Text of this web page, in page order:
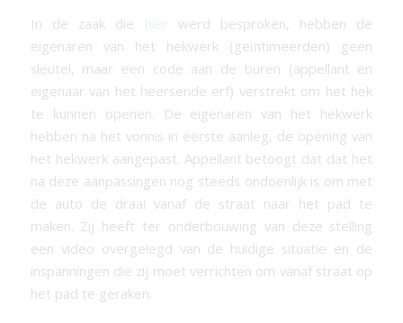
In de zaak die hier werd besproken, hebben de
eigenaren van het hekwerk (geïntimeerden) geen
sleutel, maar een code aan de buren (appellant en
eigenaar van het heersende erf) verstrekt om het hek
te kunnen openen. De eigenaren van het hekwerk
hebben na het vonnis in eerste aanleg, de opening van
het hekwerk aangepast. Appellant betoogt dat dat het
na deze aanpassingen nog steeds ondoenlijk is om met
de auto de draai vanaf de straat naar het pad te
maken. Zij heeft ter onderbouwing van deze stelling
een video overgelegd van de huidige situatie en de
inspanningen die zij moet verrichten om vanaf straat op
het pad te geraken.